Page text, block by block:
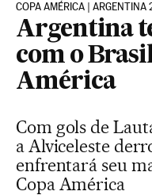
COPA AMÉRICA | ARGENTINA
Argentina
com o
América
Com gols de
a Alviceleste
enfrentará seu
Copa América